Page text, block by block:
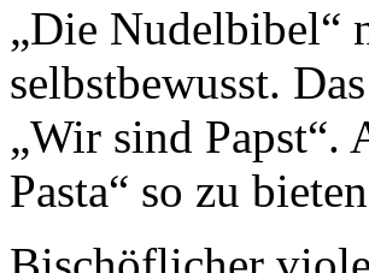
„Die Nudelbibel“
selbstbewusst.
„Wir sind Papst“.
Pasta“ so zu